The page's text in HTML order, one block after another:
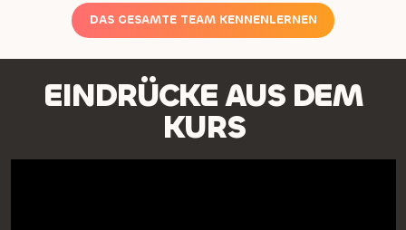
DAS GESAMTE TEAM KENNENLERNEN
EINDRÜCKE AUS DEM
KURS